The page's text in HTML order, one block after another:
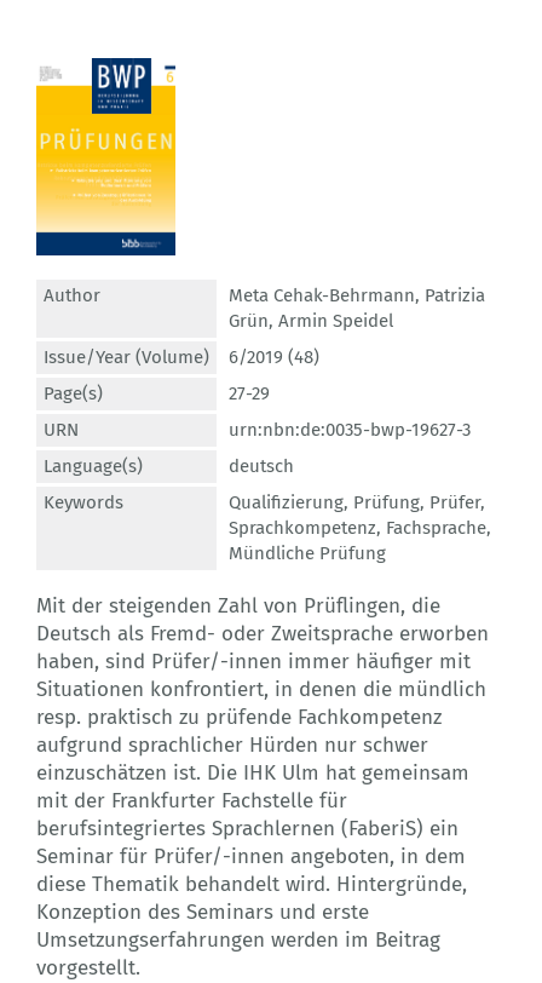
Author Meta Cehak-Behrmann, Patrizia
Grün, Armin Speidel
Issue/Year (Volume)
6/2019 (48)
Page(s)
27-29
URN
urn:nbn:de:0035-bwp-19627-3
Language(s)
deutsch
Keywords
Qualifizierung, Prüfung, Prüfer,
Sprachkompetenz, Fachsprache,
Mündliche Prüfung
Mit der steigenden Zahl von Prüflingen, die
Deutsch als Fremd- oder Zweitsprache erworben
haben, sind Prüfer/-innen immer häufiger mit
Situationen konfrontiert, in denen die mündlich
resp. praktisch zu prüfende Fachkompetenz
aufgrund sprachlicher Hürden nur schwer
einzuschätzen ist. Die IHK Ulm hat gemeinsam
mit der Frankfurter Fachstelle für
berufsintegriertes Sprachlernen (FaberiS) ein
Seminar für Prüfer/-innen angeboten, in dem
diese Thematik behandelt wird. Hintergründe,
Konzeption des Seminars und erste
Umsetzungserfahrungen werden im Beitrag
vorgestellt.